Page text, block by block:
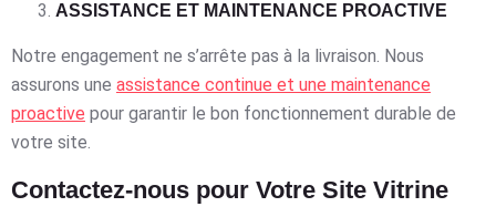
ASSISTANCE ET MAINTENANCE PROACTIVE
Notre engagement ne s’arrête pas à la livraison. Nous
assurons une assistance continue et une maintenance
proactive pour garantir le bon fonctionnement durable de
votre site.
Contactez-nous pour Votre Site Vitrine